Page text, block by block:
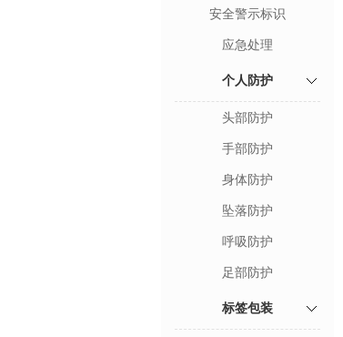
安全警示标识
应急处理
个人防护
头部防护
手部防护
身体防护
坠落防护
呼吸防护
足部防护
标签包装